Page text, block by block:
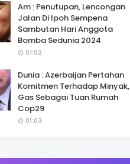
Am : Penutupan, Lencongan
Jalan Di Ipoh Sempena
Sambutan Hari Anggota
Bomba Sedunia 2024
01:02
Dunia : Azerbaijan Pertahan
Komitmen Terhadap Minyak,
Gas Sebagai Tuan Rumah
Cop29
01:03